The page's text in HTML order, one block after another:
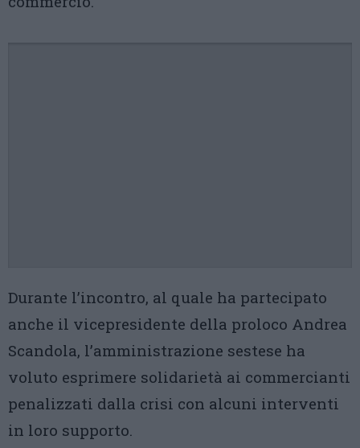
Durante l’incontro, al quale ha partecipato
anche il vicepresidente della proloco Andrea
Scandola, l’amministrazione sestese ha
voluto esprimere solidarietà ai commercianti
penalizzati dalla crisi con alcuni interventi
in loro supporto.